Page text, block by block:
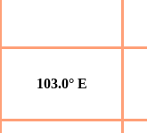
103.0° E